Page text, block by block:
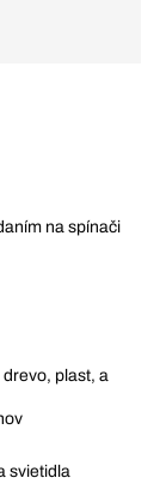
na spínači
plast, a
svietidla